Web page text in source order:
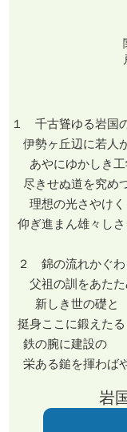
１ 千古聳ゆる
伊勢ヶ丘辺
あやにゆか
尽きせぬ道を
理想の光さ
仰ぎ進まん雄
２ 錦の流れか
父祖の訓を
新しき世
挺身ここに鍛
鉄の腕に建
栄ある鎚を
岩